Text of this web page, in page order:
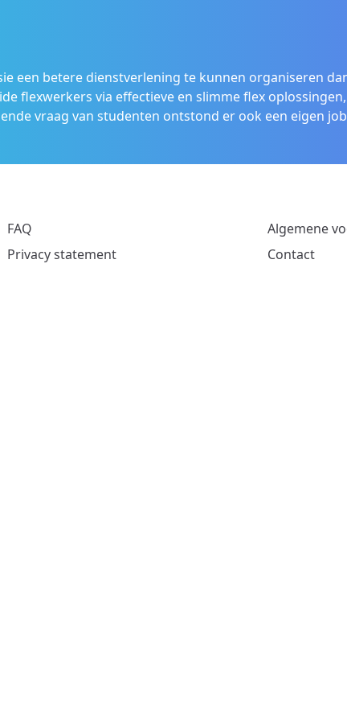
een betere dienstverlening te kunnen organiseren
flexwerkers via effectieve en slimme flex
vraag van studenten ontstond er ook een eigen
FAQ
Privacy statement
Algemene
Contact